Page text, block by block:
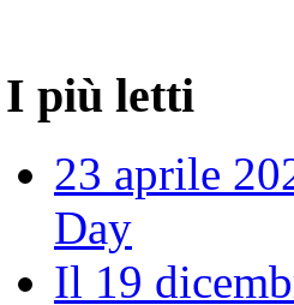
I più letti
23 aprile
Day
Il 19